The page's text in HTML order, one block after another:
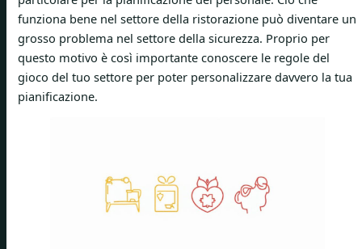
funziona bene nel settore della ristorazione può diventare un
grosso problema nel settore della sicurezza. Proprio per
questo motivo è così importante conoscere le regole del
gioco del tuo settore per poter personalizzare davvero la tua
pianificazione.